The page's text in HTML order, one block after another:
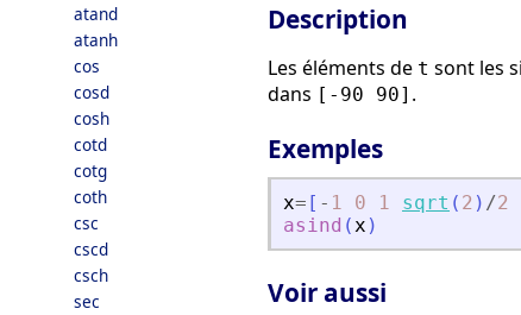
atand
atanh
cos
cosd
cosh
cotd
cotg
coth
csc
cscd
csch
sec
Description
Les éléments de t sont les
dans [-90 90] .
Exemples
x= [ - 1 0 1 sqrt ( 2 ) /2
asind (x )
Voir aussi